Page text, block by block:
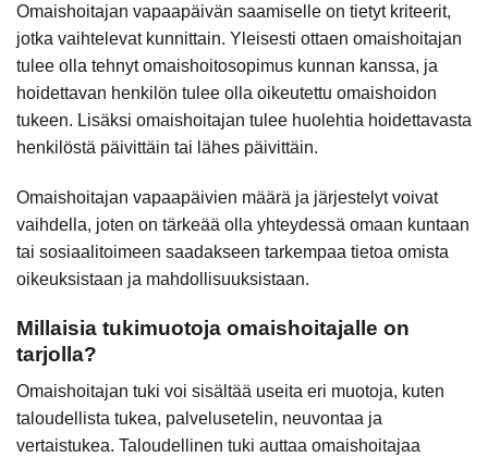
Omaishoitajan vapaapäivän saamiselle on tietyt kriteerit,
jotka vaihtelevat kunnittain. Yleisesti ottaen omaishoitajan
tulee olla tehnyt omaishoitosopimus kunnan kanssa, ja
hoidettavan henkilön tulee olla oikeutettu omaishoidon
tukeen. Lisäksi omaishoitajan tulee huolehtia hoidettavasta
henkilöstä päivittäin tai lähes päivittäin.
Omaishoitajan vapaapäivien määrä ja järjestelyt voivat
vaihdella, joten on tärkeää olla yhteydessä omaan kuntaan
tai sosiaalitoimeen saadakseen tarkempaa tietoa omista
oikeuksistaan ja mahdollisuuksistaan.
Millaisia tukimuotoja omaishoitajalle on
tarjolla?
Omaishoitajan tuki voi sisältää useita eri muotoja, kuten
taloudellista tukea, palvelusetelin, neuvontaa ja
vertaistukea. Taloudellinen tuki auttaa omaishoitajaa